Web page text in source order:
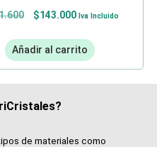
$143.000 Iva Incluido
Añadir al carrito
de materiales como